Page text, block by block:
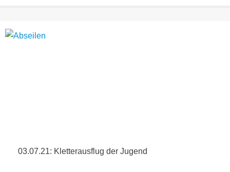
03.07.21: Kletterausflug der Jugend